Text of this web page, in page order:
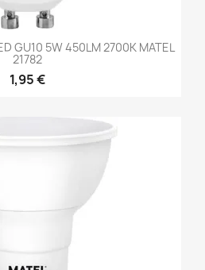
GU10 5W 450LM 2700K MATEL
21782
1,95 €